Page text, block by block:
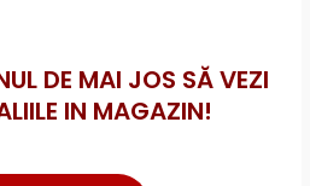
DE MAI JOS SĂ VEZI
IN MAGAZIN!